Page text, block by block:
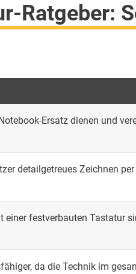
Ratgeber:
Ersatz dienen und
detailgetreues Zeichnen
einer festverbauten Tastatur
da die Technik im